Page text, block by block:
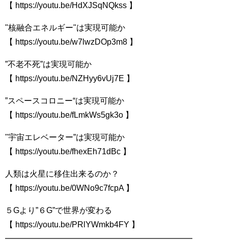
【 https://youtu.be/HdXJSqNQkss​​​​ 】
"核融合エネルギー"は実現可能か
【 https://youtu.be/w7lwzDOp3m8​​​​ 】
”不老不死”は実現可能か
【 https://youtu.be/NZHyy6vUj7E​​​​ 】
”スペースコロニー“は実現可能か
【 https://youtu.be/fLmkWs5gk3o​​​​ 】
"宇宙エレベーター”は実現可能か
【 https://youtu.be/fhexEh71dBc​​​​ 】
人類は火星に移住出来るのか？
【 https://youtu.be/0WNo9c7fcpA​​​​ 】
５Gより”６G”で世界が変わる
【 https://youtu.be/PRlYWmkb4FY​​​​ 】